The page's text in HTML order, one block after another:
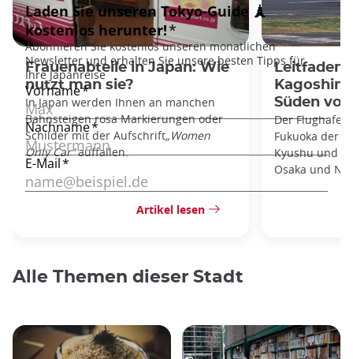
Frauenabteile in Japan: Wie
nutzt man sie?
In Japan werden Ihnen an manchen
Bahnsteigen rosa Markierungen oder
Schilder mit der Aufschrift„Women
Only Car“auffallen.
Artikel lesen
Leitfaden
Süden
Der Flughafen
Fukuoka der
Kyushu und
Osaka und
Alle Themen dieser Stadt